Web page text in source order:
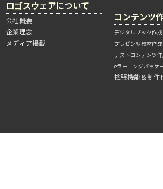
ロゴスウェアについて
会社概要
企業理念
メディア掲載
コンテンツ
デジタルブック作成
プレゼン型教材作
テストコンテンツ
eラーニングパッケ
拡張機能＆制作